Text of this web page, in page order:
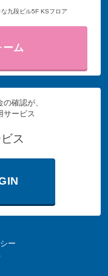
九段ビル5F KSフロア
ーム
確認が、
サービス
ス
ー